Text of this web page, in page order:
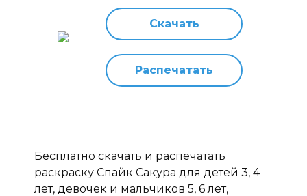
Скачать
Распечатать
Бесплатно скачать и распечатать
раскраску Спайк Сакура для детей 3, 4
лет, девочек и мальчиков 5, 6 лет,